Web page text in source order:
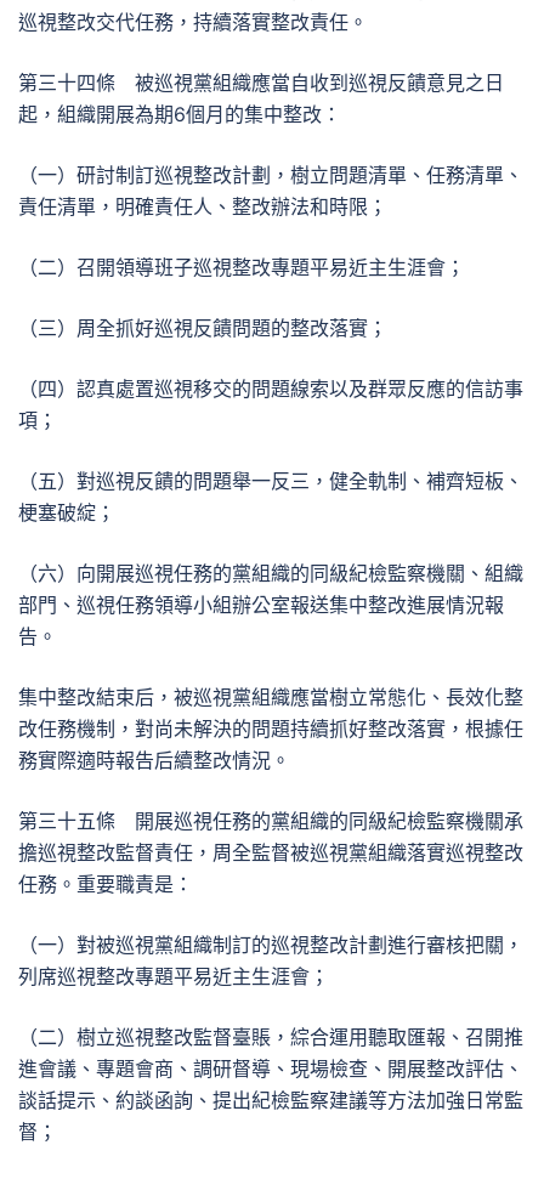
巡視整改交代任務，持續落實整改責任。
第三十四條 被巡視黨組織應當自收到巡視反饋意見之日
起，組織開展為期6個月的集中整改：
（一）研討制訂巡視整改計劃，樹立問題清單、任務清單、
責任清單，明確責任人、整改辦法和時限；
（二）召開領導班子巡視整改專題平易近主生涯會；
（三）周全抓好巡視反饋問題的整改落實；
（四）認真處置巡視移交的問題線索以及群眾反應的信訪事
項；
（五）對巡視反饋的問題舉一反三，健全軌制、補齊短板、
梗塞破綻；
（六）向開展巡視任務的黨組織的同級紀檢監察機關、組織
部門、巡視任務領導小組辦公室報送集中整改進展情況報
告。
集中整改結束后，被巡視黨組織應當樹立常態化、長效化整
改任務機制，對尚未解決的問題持續抓好整改落實，根據任
務實際適時報告后續整改情況。
第三十五條 開展巡視任務的黨組織的同級紀檢監察機關承
擔巡視整改監督責任，周全監督被巡視黨組織落實巡視整改
任務。重要職責是：
（一）對被巡視黨組織制訂的巡視整改計劃進行審核把關，
列席巡視整改專題平易近主生涯會；
（二）樹立巡視整改監督臺賬，綜合運用聽取匯報、召開推
進會議、專題會商、調研督導、現場檢查、開展整改評估、
談話提示、約談函詢、提出紀檢監察建議等方法加強日常監
督；